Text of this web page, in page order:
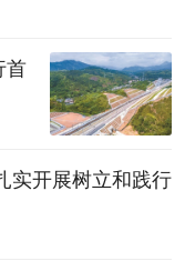
首
开展树立和践行